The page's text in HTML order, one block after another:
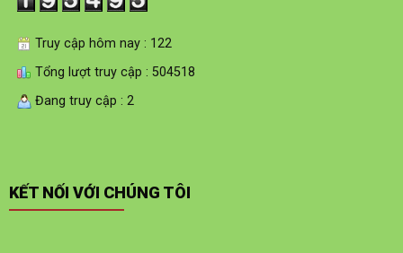
Truy cập hôm nay : 122
Tổng lượt truy cập : 504518
Đang truy cập : 2
KẾT NỐI VỚI CHÚNG TÔI